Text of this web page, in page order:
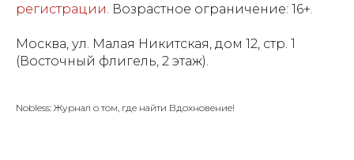
регистрации. Возрастное ограничение: 16+.
Москва, ул. Малая Никитская, дом 12, стр. 1
(Восточный флигель, 2 этаж).
Nobless: Журнал о том, где найти Вдохновение!